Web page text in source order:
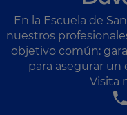
En la Escuela de
nuestros
objetivo común:
para asegurar
Visita